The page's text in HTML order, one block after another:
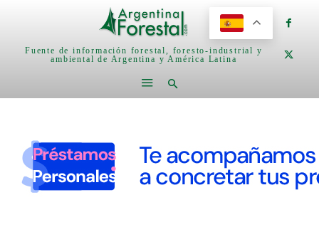
Fuente de información forestal, foresto-industrial y
ambiental de Argentina y América Latina